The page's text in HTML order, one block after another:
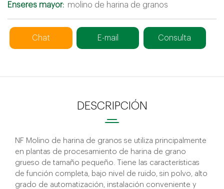
Enseres mayor: molino de harina de granos
Chat E-mail Consulta
DESCRIPCIÓN
NF Molino de harina de granos se utiliza principalmente
en plantas de procesamiento de harina de grano
grueso de tamaño pequeño. Tiene las características
de función completa, bajo nivel de ruido, sin polvo, alto
grado de automatización, instalación conveniente y